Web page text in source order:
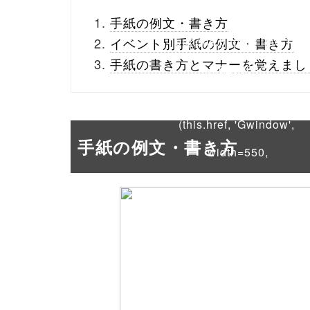
_theme/parts/sns-
buttons.php on line10
/1028064"
(this.href, 'Gwindow',
'width=550,
手紙の例文・書き方
イベント別手紙の例文・書き方
手紙の書き方とマナーを覚えまし
手紙の例文・書き方